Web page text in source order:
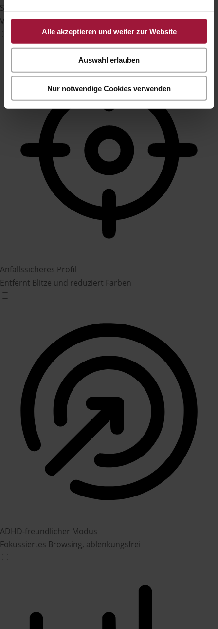
Alle akzeptieren und weiter zur Website
Auswahl erlauben
Nur notwendige Cookies verwenden
Sehbehinderten-Modus
Verbessert die visuellen Elemente der Website
Anfallssicheres Profil
Entfernt Blitze und reduziert Farben
ADHD-freundlicher Modus
Fokussiertes Browsing, ablenkungsfrei